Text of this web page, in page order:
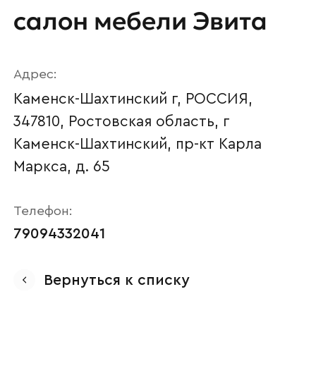
салон мебели Эвита
Адрес:
Каменск-Шахтинский г, РОССИЯ,
347810, Ростовская область, г
Каменск-Шахтинский, пр-кт Карла
Маркса, д. 65
Телефон:
79094332041
Вернуться к списку